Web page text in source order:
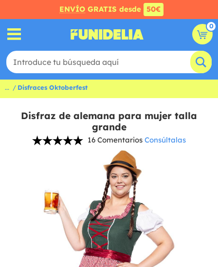
ENVÍO GRATIS desde 50€
0
... Disfraces Oktoberfest
Disfraz de alemana para mujer talla
grande
16 Comentarios Consúltalas